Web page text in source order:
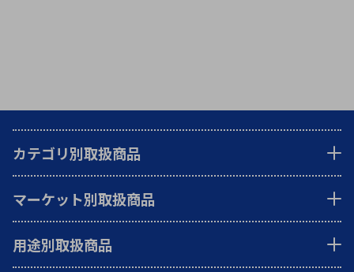
カテゴリ別取扱商品
マーケット別取扱商品
用途別取扱商品